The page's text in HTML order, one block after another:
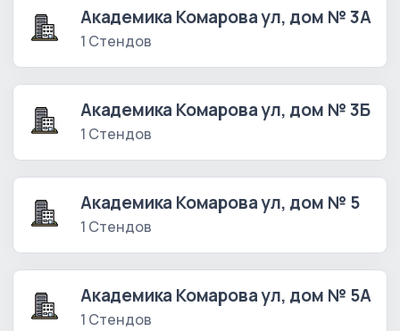
Академика Комарова ул, дом № 3А
1 Стендов
Академика Комарова ул, дом № 3Б
1 Стендов
Академика Комарова ул, дом № 5
1 Стендов
Академика Комарова ул, дом № 5А
1 Стендов